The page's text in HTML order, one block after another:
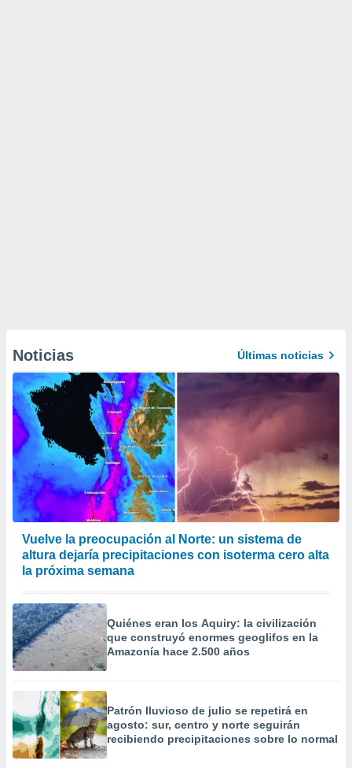
Noticias Últimas noticias
Vuelve la preocupación al Norte: un sistema de
altura dejaría precipitaciones con isoterma cero alta
la próxima semana
Quiénes eran los Aquiry: la civilización
que construyó enormes geoglifos en la
Amazonía hace 2.500 años
Patrón lluvioso de julio se repetirá en
agosto: sur, centro y norte seguirán
recibiendo precipitaciones sobre lo normal